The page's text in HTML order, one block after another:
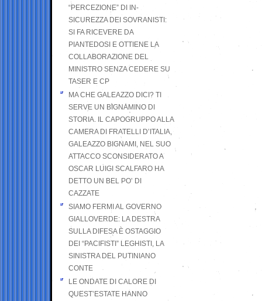
“PERCEZIONE” DI IN-
SICUREZZA DEI SOVRANISTI:
SI FA RICEVERE DA
PIANTEDOSI E OTTIENE LA
COLLABORAZIONE DEL
MINISTRO SENZA CEDERE SU
TASER E CP
MA CHE GALEAZZO DICI? TI
SERVE UN BIGNAMINO DI
STORIA. IL CAPOGRUPPO ALLA
CAMERA DI FRATELLI D’ITALIA,
GALEAZZO BIGNAMI, NEL SUO
ATTACCO SCONSIDERATO A
OSCAR LUIGI SCALFARO HA
DETTO UN BEL PO’ DI
CAZZATE
SIAMO FERMI AL GOVERNO
GIALLOVERDE: LA DESTRA
SULLA DIFESA È OSTAGGIO
DEI “PACIFISTI” LEGHISTI, LA
SINISTRA DEL PUTINIANO
CONTE
LE ONDATE DI CALORE DI
QUEST’ESTATE HANNO